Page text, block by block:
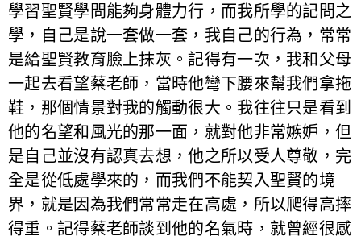
學習聖賢學問能夠身體力行，而我所學的記問之
學，自己是說一套做一套，我自己的行為，常常
是給聖賢教育臉上抹灰。記得有一次，我和父母
一起去看望蔡老師，當時他彎下腰來幫我們拿拖
鞋，那個情景對我的觸動很大。我往往只是看到
他的名望和風光的那一面，就對他非常嫉妒，但
是自己並沒有認真去想，他之所以受人尊敬，完
全是從低處學來的，而我們不能契入聖賢的境
界，就是因為我們常常走在高處，所以爬得高摔
得重。記得蔡老師談到他的名氣時，就曾經很感